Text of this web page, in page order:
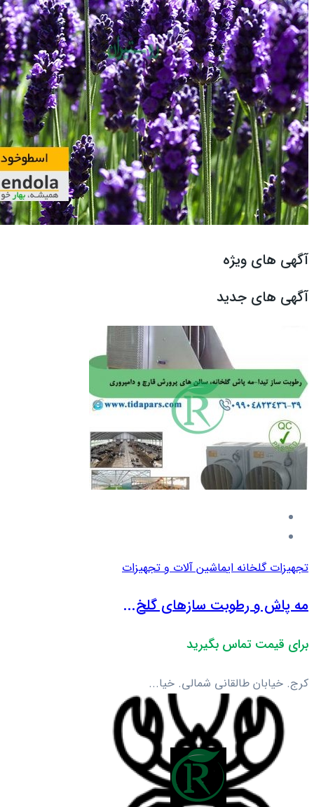
آگهی های ویژه
آگهی های جدید
تجهیزات گلخانه ایماشین آلات و تجهیزات
مه پاش و رطوبت سازهای گلخ...
برای قیمت تماس بگیرید
کرج. خیابان طالقانی شمالی. خیا...